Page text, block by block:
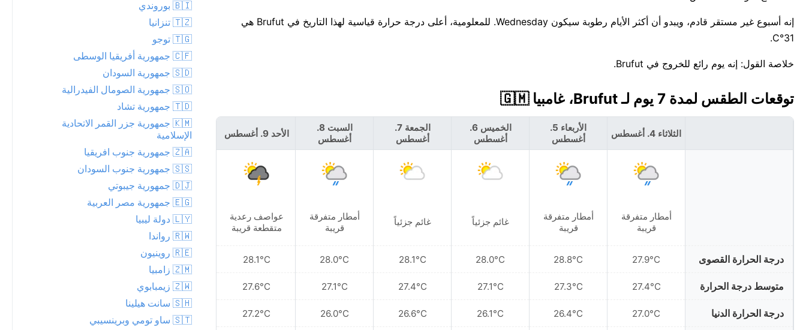
إنه أسبوع غير مستقر قادم، ويبدو أن أكثر الأيام رطوبة سيكون Wednesday. للمعلومية، أعلى درجة حرارة قياسية لهذا التاريخ في Brufut هي
31°C.
خلاصة القول: إنه يوم رائع للخروج في Brufut.
توقعات الطقس لمدة 7 يوم لـ Brufut، غامبيا 🇬🇲
درجة الحرارة القصوى
متوسط درجة الحرارة
درجة الحرارة الدنيا
الثلاثاء 4. أغسطس
أمطار متفرقة
قريبة
27.9°C
27.4°C
27.0°C
الأربعاء 5.
أغسطس
أمطار متفرقة
قريبة
28.8°C
27.3°C
26.4°C
الخميس 6.
أغسطس
غائم جزئياً
28.0°C
27.1°C
26.1°C
الجمعة 7.
أغسطس
غائم جزئياً
28.1°C
27.4°C
26.6°C
السبت 8.
أغسطس
أمطار متفرقة
قريبة
28.0°C
27.1°C
26.0°C
الأحد 9. أغسطس
عواصف رعدية
متقطعة قريبة
28.1°C
27.6°C
27.2°C
الاثنين 10.
أغسطس
زخة مطرية خفيفة
28.0°C
27.5°C
26.2°C
🇧🇮 بوروندي
🇹🇿 تنزانيا
🇹🇬 توجو
🇨🇫 جمهورية أفريقيا الوسطى
🇸🇩 جمهورية السودان
🇸🇴 جمهورية الصومال الفيدرالية
🇹🇩 جمهورية تشاد
🇰🇲 جمهورية جزر القمر الاتحادية
الإسلامية
🇿🇦 جمهورية جنوب افريقيا
🇸🇸 جمهورية جنوب السودان
🇩🇯 جمهورية جيبوتي
🇪🇬 جمهورية مصر العربية
🇱🇾 دولة ليبيا
🇷🇼 رواندا
🇷🇪 روينيون
🇿🇲 زامبيا
🇿🇼 زيمبابوي
🇸🇭 سانت هيلينا
🇸🇹 ساو تومي وبرينسيبي